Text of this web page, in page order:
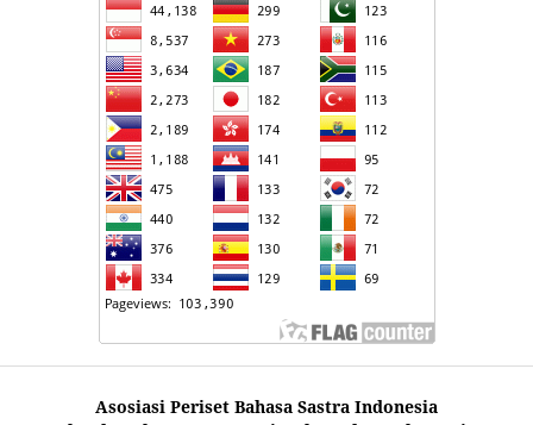
Asosiasi Periset Bahasa Sastra Indonesia